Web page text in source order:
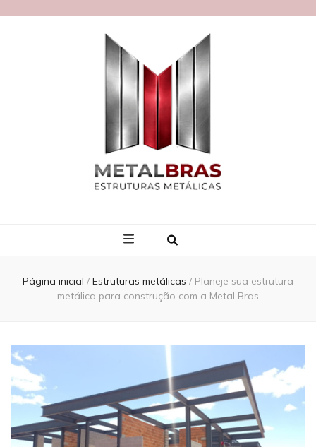
Página inicial / Estruturas metálicas / Planeje sua estrutura
metálica para construção com a Metal Bras